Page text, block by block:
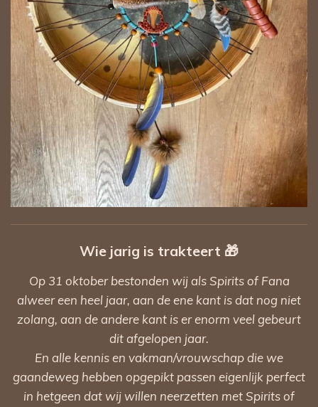
Wie jarig is trakteert 🎁
Op 31 oktober bestonden wij als Spirits of Fana
alweer een heel jaar, aan de ene kant is dat nog niet
zolang, aan de andere kant is er enorm veel gebeurt
dit afgelopen jaar.
En alle kennis en vakman/vrouwschap die we
gaandeweg hebben opgepikt passen eigenlijk perfect
in hetgeen dat wij willen neerzetten met Spirits of